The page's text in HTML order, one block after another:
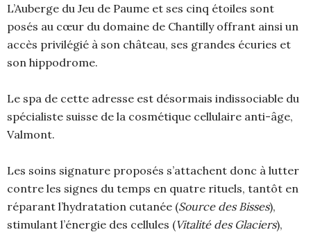
L’Auberge du Jeu de Paume et ses cinq étoiles sont
posés au cœur du domaine de Chantilly offrant ainsi un
accès privilégié à son château, ses grandes écuries et
son hippodrome.
Le spa de cette adresse est désormais indissociable du
spécialiste suisse de la cosmétique cellulaire anti-âge,
Valmont.
Les soins signature proposés s’attachent donc à lutter
contre les signes du temps en quatre rituels, tantôt en
réparant l’hydratation cutanée (Source des Bisses),
stimulant l’énergie des cellules (Vitalité des Glaciers),